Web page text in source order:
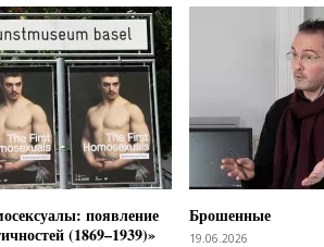
появление
(1869–1939)»
Брошенные
19.06.2026